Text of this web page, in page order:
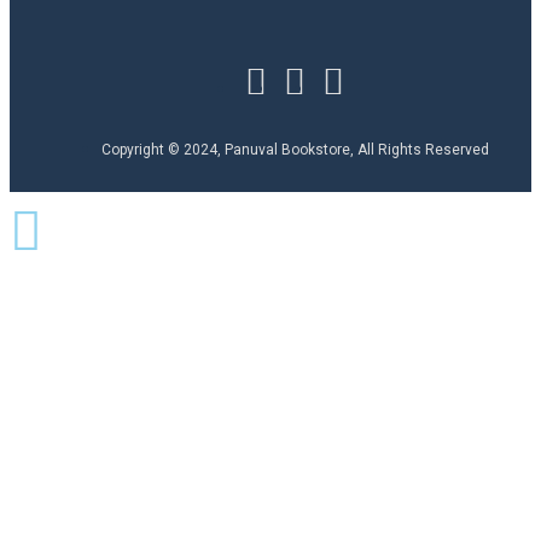
Copyright © 2024, Panuval Bookstore, All Rights Reserved